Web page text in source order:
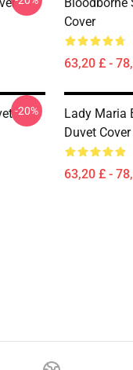
Cover
63,20 £ -
-20%
Lady Maria
Duvet Cover
63,20 £ -